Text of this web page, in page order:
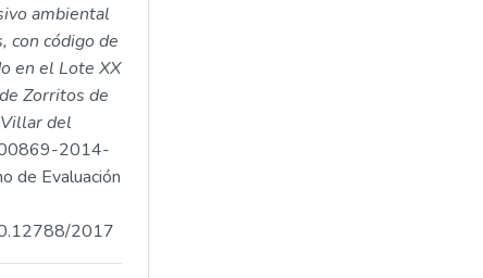
ambiental
con código de
en el Lote XX
Zorritos de
del
2014-
de Evaluación
2017